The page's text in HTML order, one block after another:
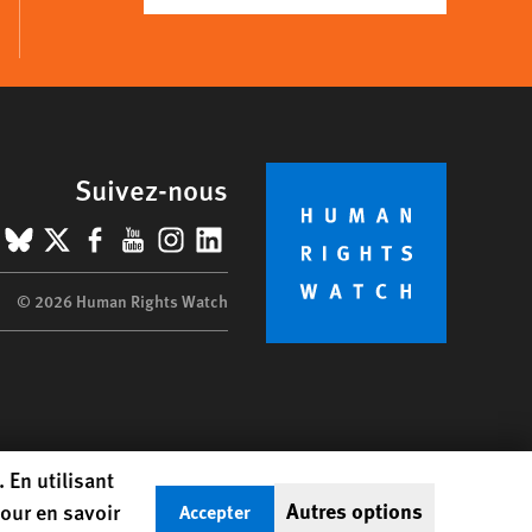
Suivez-nous
BlueSky
X Facebook
YouTube
Instagram
LinkedIn
© 2026 Human Rights Watch
En utilisant
en savoir
Accepter Autres options